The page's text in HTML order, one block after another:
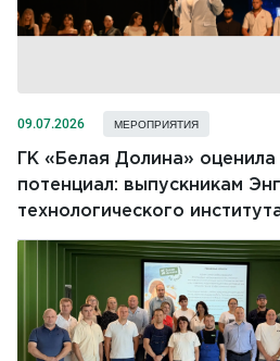
09.07.2026 МЕРОПРИЯТИЯ
ГК «Белая Долина»
потенциал: выпускникам
технологического